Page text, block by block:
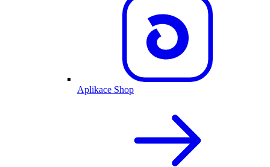
Aplikace Shop